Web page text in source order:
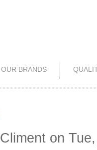
OUR BRANDS
on